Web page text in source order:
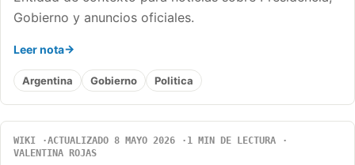
Gobierno y anuncios oficiales.
Leer nota
Argentina Gobierno Politica
WIKI ACTUALIZADO 8 MAYO 2026
1 MIN DE LECTURA
VALENTINA ROJAS